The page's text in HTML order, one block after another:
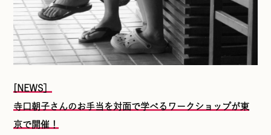
[NEWS］
寺口朝子さんのお手当を対面で学べるワークショップが東
京で開催！